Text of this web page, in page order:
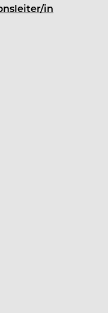
in